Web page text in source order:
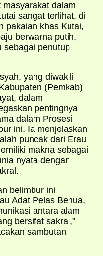
dalam
sangat terlihat, di
pakaian khas Kutai,
berwarna putih,
sebagai penutup
yang diwakili
(Pemkab)
dalam
pentingnya
dalam Prosesi
ini. Ia menjelaskan
puncak dari Erau
makna sebagai
nyata dengan
belimbur ini
Adat Pelas Benua,
antara alam
bersifat sakral,”
sambutan